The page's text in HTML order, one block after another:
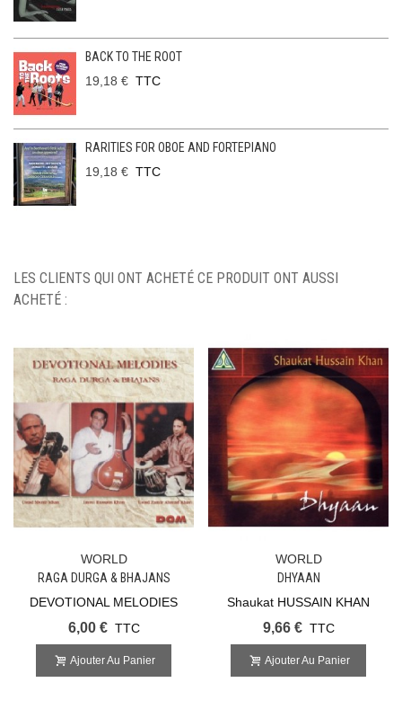
BACK TO THE ROOT
19,18 € TTC
RARITIES FOR OBOE AND FORTEPIANO
19,18 € TTC
LES CLIENTS QUI ONT ACHETÉ CE PRODUIT ONT AUSSI
ACHETÉ :
WORLD
RAGA DURGA & BHAJANS
DEVOTIONAL MELODIES
6,00 € TTC
Ajouter Au Panier
WORLD
DHYAAN
Shaukat HUSSAIN KHAN
9,66 € TTC
Ajouter Au Panier